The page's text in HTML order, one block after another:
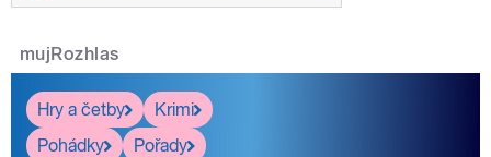
mujRozhlas
Hry a četby
Krimi
Pohádky
Pořady